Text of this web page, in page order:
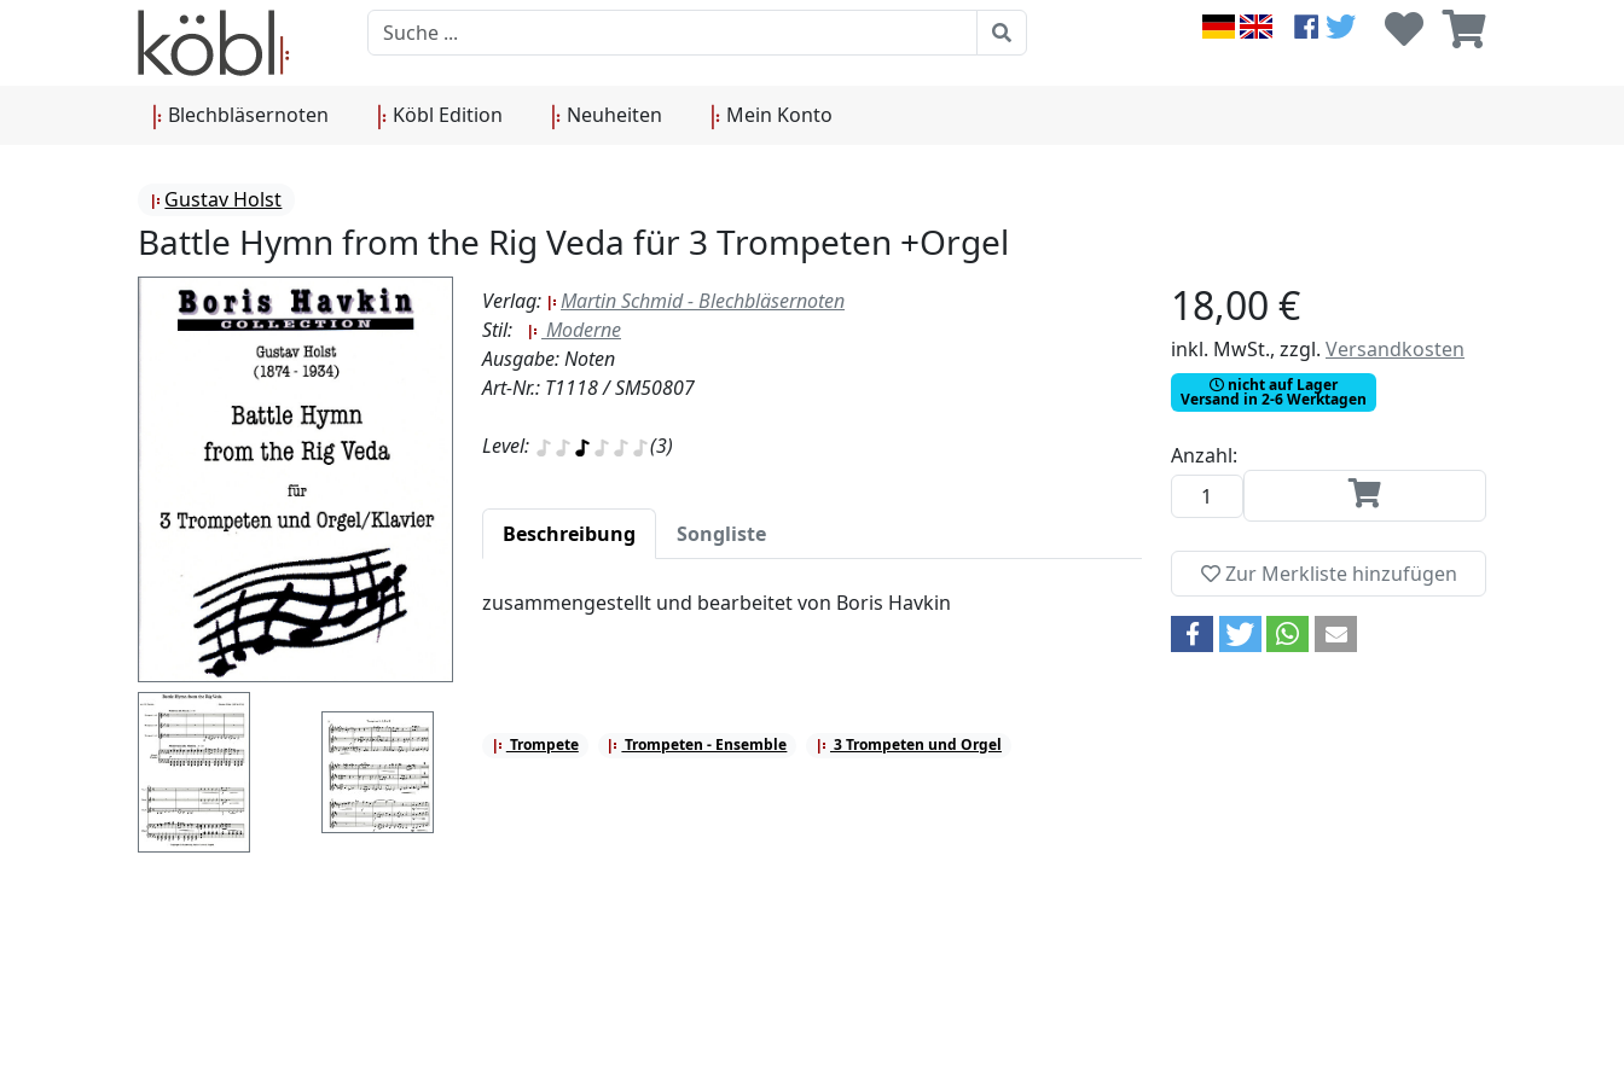
Blechbläsernoten Köbl Edition Neuheiten Mein Konto
Gustav Holst
Battle Hymn from the Rig Veda für 3 Trompeten +Orgel
Verlag:
Martin Schmid - Blechbläsernoten
Stil:
Moderne
Ausgabe: Noten
Art-Nr.: T1118 / SM50807
Level: (3)
Beschreibung Songliste
zusammengestellt und bearbeitet von Boris Havkin
Trompete Trompeten - Ensemble 3 Trompeten und Orgel
18,00 €
inkl. MwSt., zzgl. Versandkosten
nicht auf Lager
Versand in 2-6 Werktagen
Anzahl:
Zur Merkliste hinzufügen